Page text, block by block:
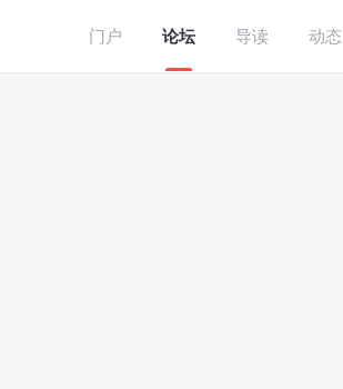
门户 论坛 导读 动态